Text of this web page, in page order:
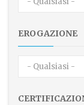
EROGAZIONE